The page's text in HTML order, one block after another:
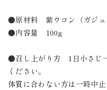
●原材料 紫ウコン（ガジュ
●内容量 100g
●召し上がり方 1日小さじ
ください。
体質に合わない方は一時中止